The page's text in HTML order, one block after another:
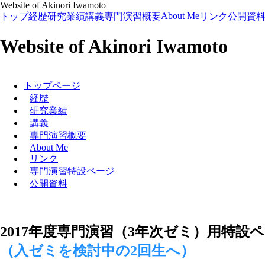
Website of Akinori Iwamoto
トップ経歴研究業績講義専門演習概要About Meリンク公開資料
Website of Akinori Iwamoto
トップページ
経歴
研究業績
講義
専門演習概要
About Me
リンク
専門演習特設ページ
公開資料
2017年度専門演習（3年次ゼミ）用特設
（入ゼミを検討中の2回生へ）